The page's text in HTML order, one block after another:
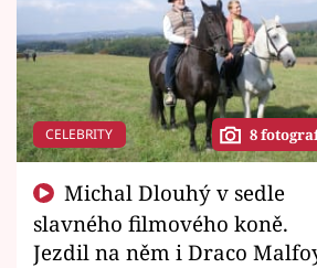
CELEBRITY 8
slavného filmového koně.
Jezdil na něm i Draco